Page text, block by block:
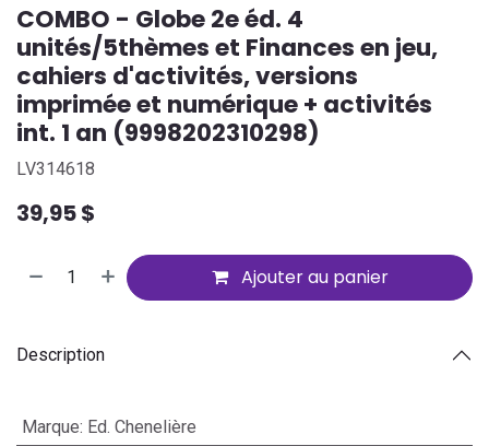
COMBO - Globe 2e éd. 4
unités/5thèmes et Finances en jeu,
cahiers d'activités, versions
imprimée et numérique + activités
int. 1 an (9998202310298)
LV314618
39,95$
Ajouter au panier
Description
Marque: Ed. Chenelière